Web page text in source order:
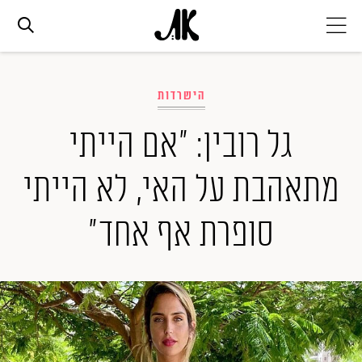
אופנה
ביוטי
סלבס
ערוצים נוספים
המגזין
הישרדות
גל רובין: "אם הייתי
מתאהבת על האי, לא הייתי
סופרת אף אחד"